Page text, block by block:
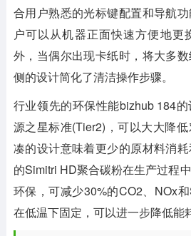
合用户熟悉的光标键配置和导航
户可以从机器正面快速方便地更
外，当偶尔出现卡纸时，将大多
侧的设计简化了清洁操作步骤。
行业领先的环保性能bizhub 184
源之星标准(Tier2)，可以大大降
凑的设计意味着更少的原材料消
的Simitri HD聚合碳粉在生产过程
环保，可减少30%的CO2、NOx
在低温下固定，可以进一步降低能